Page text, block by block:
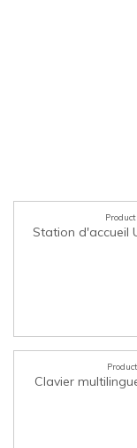
Station d'accueil
Clavier